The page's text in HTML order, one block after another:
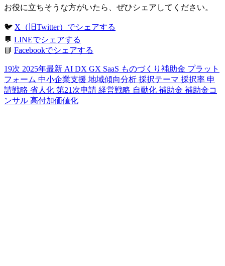
お役に立ちそうな方がいたら、ぜひシェアしてください。
🐦 X（旧Twitter）でシェアする
💬 LINEでシェアする
📘 Facebookでシェアする
19次 2025年最新 AI DX GX SaaS ものづくり補助金 プラット
フォーム 中小企業支援 地域傾向分析 採択テーマ 採択率 申
請戦略 省人化 第21次申請 経営戦略 自動化 補助金 補助金コ
ンサル 高付加価値化